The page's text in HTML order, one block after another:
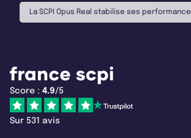
La SCPI Opus Real stabilise ses
Score : 4.9/5
Sur 531 avis